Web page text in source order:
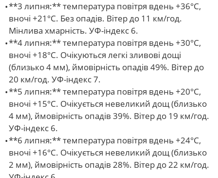
**3 липня:** температура повітря вдень +36°С,
вночі +21°С. Без опадів. Вітер до 11 км/год.
Мінлива хмарність. УФ-індекс 6.
**4 липня:** температура повітря вдень +30°С,
вночі +18°С. Очікуються легкі зливові дощі
(близько 4 мм), ймовірність опадів 49%. Вітер до
20 км/год. УФ-індекс 7.
**5 липня:** температура повітря вдень +20°С,
вночі +15°С. Очікується невеликий дощ (близько
4 мм), ймовірність опадів 39%. Вітер до 19 км/год.
УФ-індекс 6.
**6 липня:** температура повітря вдень +24°С,
вночі +16°С. Очікується невеликий дощ (близько
2 мм), ймовірність опадів 28%. Вітер до 22 км/год.